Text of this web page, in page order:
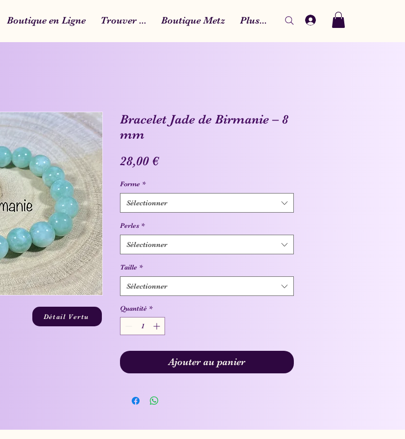
Boutique en Ligne Trouver ... Boutique Metz Plus...
Bracelet Jade de Birmanie – 8
mm
28,00 €Prix
Forme *
Sélectionner
Perles *
Sélectionner
Taille *
Sélectionner
Quantité *
Ajouter au panier
Détail Vertu